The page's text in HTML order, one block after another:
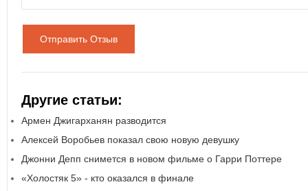
Отправить Отзыв
Другие статьи:
Армен Джигарханян разводится
Алексей Воробьев показал свою новую девушку
Джонни Депп снимется в новом фильме о Гарри Поттере
«Холостяк 5» - кто оказался в финале